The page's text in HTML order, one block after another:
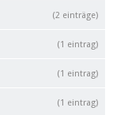
(2 einträge)
(1 eintrag)
(1 eintrag)
(1 eintrag)